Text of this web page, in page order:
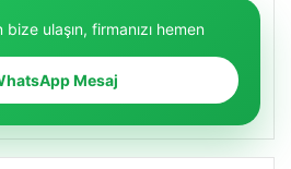
ulaşın, firmanızı hemen
Mesaj